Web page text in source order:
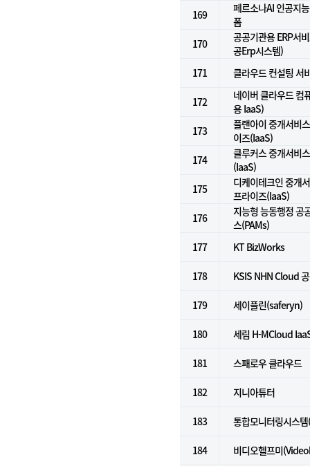
169
페르소나AI 인공지
폼
170
공공기관용 ERP서
공Erp시스템)
171
클라우드 컨설팅 서
172
네이버 클라우드 컴
용 IaaS)
173
플랜아이 중개서비
이즈(IaaS)
174
클루커스 중개서비
(IaaS)
175
디케이테크인 중개
프라이즈(IaaS)
176
지능형 능동행정 공
스(PAMs)
177
KT BizWorks
178 KSIS NHN Cloud
179 세이플린(saferyn)
180 세림 H-MCloud
181 스패로우 클라우드
182 지니아튜터
183 통합모니터링시스
184 비디오헬프미